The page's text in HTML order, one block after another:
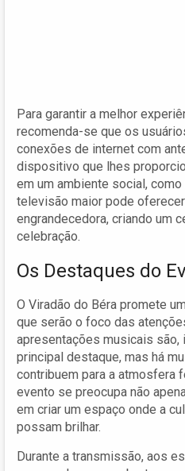
Para garantir a melhor
recomenda-se que os
conexões de internet com
dispositivo que lhes
em um ambiente social,
televisão maior pode
engrandecedora, criando um
celebração.
Os Destaques do
O Viradão do Béra promete
que serão o foco das
apresentações musicais são,
principal destaque, mas há
contribuem para a atmosfera
evento se preocupa não
em criar um espaço onde a
possam brilhar.
Durante a transmissão, aos